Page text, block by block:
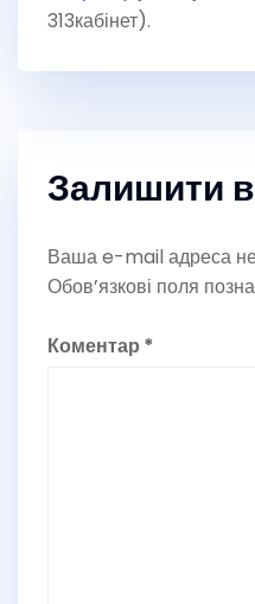
313кабінет).
Залишити
Ваша e-mail адреса
Обов’язкові поля
Коментар *